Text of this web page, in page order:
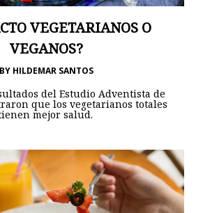
VEGETARIANOS O
VEGANOS?
BY HILDEMAR SANTOS
del Estudio Adventista de
que los vegetarianos totales
mejor salud.